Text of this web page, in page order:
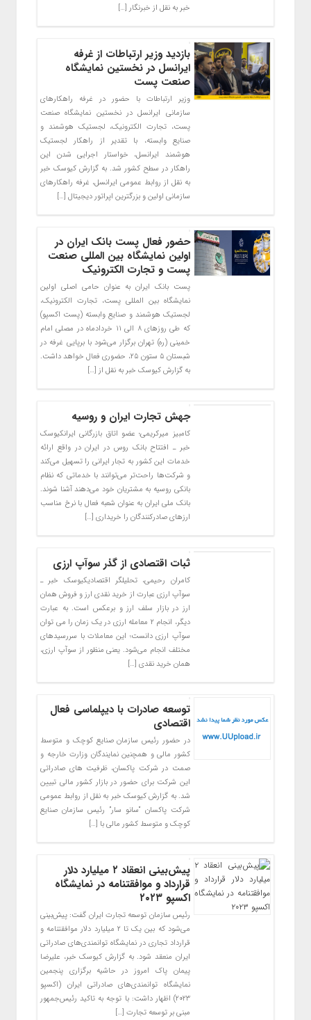
خبر به نقل از خبرنگار […]
بازدید وزیر ارتباطات از غرفه
ایرانسل در نخستین نمایشگاه
صنعت پست
وزیر ارتباطات با حضور در غرفه راهکارهای
سازمانی ایرانسل در نخستین نمایشگاه صنعت
پست، تجارت الکترونیک، لجستیک هوشمند و
صنایع وابسته، با تقدیر از راهکار لجستیک
هوشمند ایرانسل، خواستار اجرایی شدن این
راهکار در سطح کشور شد. به گزارش کیوسک خبر
به نقل از روابط عمومی ایرانسل، غرفه راهکارهای
سازمانی اولین و بزرگترین اپراتور دیجیتال […]
حضور فعال پست بانک ایران در
اولین نمایشگاه بین المللی صنعت
پست و تجارت الکترونیک
پست بانک ایران به عنوان حامی اصلی اولین
نمایشگاه بین المللی پست، تجارت الکترونیک،
لجستیک هوشمند و صنایع وابسته (پست اکسپو)
که طی روزهای ۸ الی ۱۱ خردادماه در مصلی امام
خمینی (ره) تهران برگزار می‌شود با برپایی غرفه در
شبستان ۵ ستون ۲۵، حضوری فعال خواهد داشت.
به گزارش کیوسک خبر به نقل از […]
جهش تجارت ایران و روسیه
کامبیز میرکریمی؛ عضو اتاق بازرگانی ایرانکیوسک
خبر ـ افتتاح بانک روس در ایران در واقع ارائه
خدمات این کشور به تجار ایرانی را تسهیل می‌کند
و شرکت‌ها راحت‌تر می‌توانند با خدماتی که نظام
بانکی روسیه به مشتریان خود می‌دهند آشنا شوند.
بانک ملی ایران به عنوان شعبه فعال با نرخ مناسب
ارزهای صادرکنندگان را خریداری […]
ثبات اقتصادی از گذر سوآپ ارزی‌
کامران رحیمی، تحلیلگر اقتصادیکیوسک خبر ـ
سوآپ ارزی عبارت از خرید نقدی ارز و فروش همان
ارز در بازار سلف ارز و برعکس است. به عبارت
دیگر، انجام ۲ معامله ارزی در یک زمان را می توان
سوآپ ارزی دانست؛ این معاملات با سررسید‌های
مختلف انجام می‌شود. یعنی منظور از سوآپ ارزی،
همان خرید نقدی […]
توسعه صادرات با دیپلماسی فعال
اقتصادی
در حضور رئیس سازمان صنایع کوچک و متوسط
کشور مالی و همچنین نمایندگان وزارت خارجه و
صمت در شرکت پاکسان، ظرفیت های صادراتی
این شرکت برای حضور در بازار کشور مالی تبیین
شد. به گزارش کیوسک خبر به نقل از روابط عمومی
شرکت پاکسان “سانو سار” رئیس سازمان صنایع
کوچک و متوسط کشور مالی با […]
پیش‌بینی انعقاد ۲ میلیارد دلار
قرارداد و موافقتنامه در نمایشگاه
اکسپو ۲۰۲۳
رئیس سازمان توسعه تجارت ایران گفت: پیش‌بینی
می‌شود که بین یک تا ۲ میلیارد دلار موافقتنامه و
قرارداد تجاری در نمایشگاه توانمندی‌های صادراتی
ایران منعقد شود. به گزارش کیوسک خبر، علیرضا
پیمان پاک امروز در حاشیه برگزاری‌ پنجمین
نمایشگاه توانمندی‌های صادراتی ایران (اکسپو
۲۰۲۳) اظهار داشت: با توجه به تاکید رئیس‌جمهور
‌مبنی بر توسعه تجارت […]